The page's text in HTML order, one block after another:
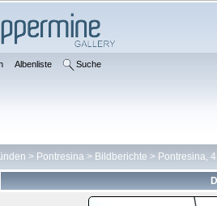
Albenliste Suche
> Pontresina > Bildberichte > Pontresina,